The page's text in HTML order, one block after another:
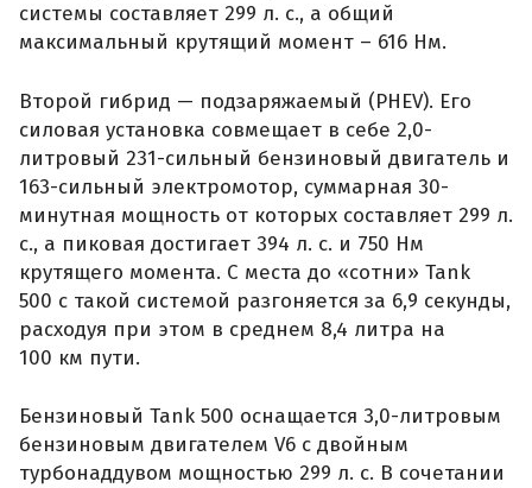
системы составляет 299 л. с., а общий
максимальный крутящий момент – 616 Нм.
Второй гибрид — подзаряжаемый (PHEV). Его
силовая установка совмещает в себе 2,0-
литровый 231-сильный бензиновый двигатель и
163-сильный электромотор, суммарная 30-
минутная мощность от которых составляет 299 л.
с., а пиковая достигает 394 л. с. и 750 Нм
крутящего момента. С места до «сотни» Tank
500 с такой системой разгоняется за 6,9 секунды,
расходуя при этом в среднем 8,4 литра на
100 км пути.
Бензиновый Tank 500 оснащается 3,0-литровым
бензиновым двигателем V6 с двойным
турбонаддувом мощностью 299 л. с. В сочетании